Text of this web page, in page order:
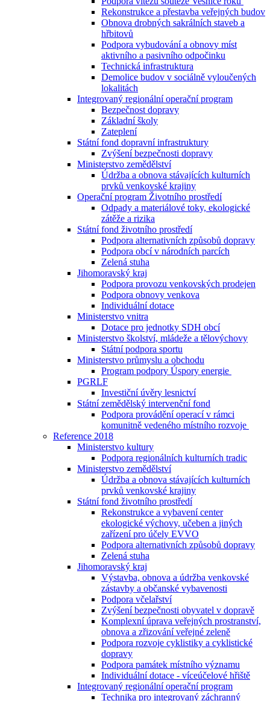
Rekonstrukce a přestavba veřejných budov
Obnova drobných sakrálních staveb a
hřbitovů
Podpora vybudování a obnovy míst
aktivního a pasivního odpočinku
Technická infrastruktura
Demolice budov v sociálně vyloučených
lokalitách
Integrovaný regionální operační program
Bezpečnost dopravy
Základní školy
Zateplení
Státní fond dopravní infrastruktury
Zvýšení bezpečnosti dopravy
Ministerstvo zemědělství
Údržba a obnova stávajících kulturních
prvků venkovské krajiny
Operační program Životního prostředí
Odpady a materiálové toky, ekologické
zátěže a rizika
Státní fond životního prostředí
Podpora alternativních způsobů dopravy
Podpora obcí v národních parcích
Zelená stuha
Jihomoravský kraj
Podpora provozu venkovských prodejen
Podpora obnovy venkova
Individuální dotace
Ministerstvo vnitra
Dotace pro jednotky SDH obcí
Ministerstvo školství, mládeže a tělovýchovy
Státní podpora sportu
Ministerstvo průmyslu a obchodu
Program podpory Úspory energie
PGRLF
Investiční úvěry lesnictví
Státní zemědělský intervenční fond
Podpora provádění operací v rámci
komunitně vedeného místního rozvoje
Reference 2018
Ministerstvo kultury
Podpora regionálních kulturních tradic
Ministerstvo zemědělství
Údržba a obnova stávajících kulturních
prvků venkovské krajiny
Státní fond životního prostředí
Rekonstrukce a vybavení center
ekologické výchovy, učeben a jiných
zařízení pro účely EVVO
Podpora alternativních způsobů dopravy
Zelená stuha
Jihomoravský kraj
Výstavba, obnova a údržba venkovské
zástavby a občanské vybavenosti
Podpora včelařství
Zvýšení bezpečnosti obyvatel v dopravě
Komplexní úprava veřejných prostranství,
obnova a zřizování veřejné zeleně
Podpora rozvoje cyklistiky a cyklistické
dopravy
Podpora památek místního významu
Individuální dotace - víceúčelové hřiště
Integrovaný regionální operační program
Technika pro integrovaný záchranný